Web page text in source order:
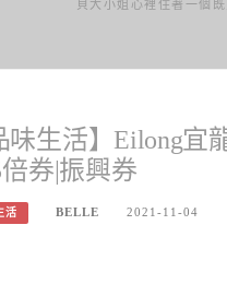
貝大小姐心裡住著一個
味生活】Eilong
券|振興券
活 BELLE 2021-11-04